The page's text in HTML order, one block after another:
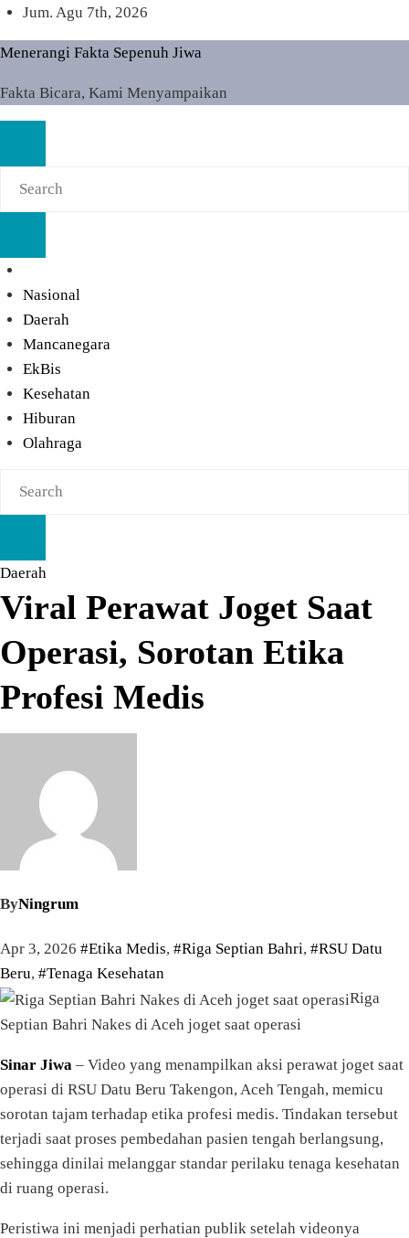
Skip
to
content
Jum. Agu 7th, 2026
Menerangi Fakta Sepenuh Jiwa
Fakta Bicara, Kami Menyampaikan
Nasional
Daerah
Mancanegara
EkBis
Kesehatan
Hiburan
Olahraga
Daerah
Viral Perawat Joget Saat
Operasi, Sorotan Etika
Profesi Medis
ByNingrum
Apr 3, 2026 #Etika Medis, #Riga Septian Bahri, #RSU Datu
Beru, #Tenaga Kesehatan
Riga
Septian Bahri Nakes di Aceh joget saat operasi
Sinar Jiwa – Video yang menampilkan aksi perawat joget saat
operasi di RSU Datu Beru Takengon, Aceh Tengah, memicu
sorotan tajam terhadap etika profesi medis. Tindakan tersebut
terjadi saat proses pembedahan pasien tengah berlangsung,
sehingga dinilai melanggar standar perilaku tenaga kesehatan
di ruang operasi.
Peristiwa ini menjadi perhatian publik setelah videonya